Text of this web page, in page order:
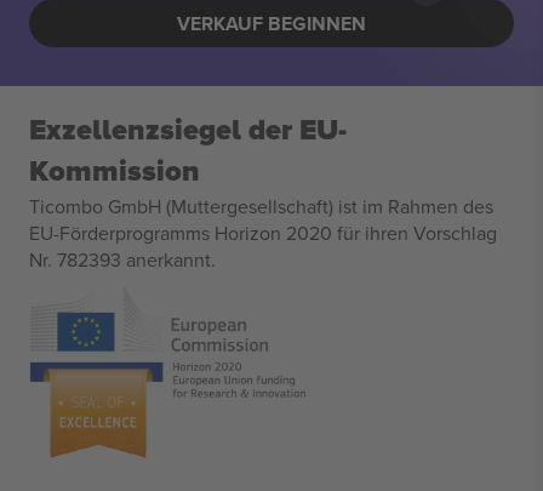
VERKAUF BEGINNEN
Exzellenzsiegel der EU-
Kommission
Ticombo GmbH (Muttergesellschaft) ist im Rahmen des
EU-Förderprogramms Horizon 2020 für ihren Vorschlag
Nr. 782393 anerkannt.